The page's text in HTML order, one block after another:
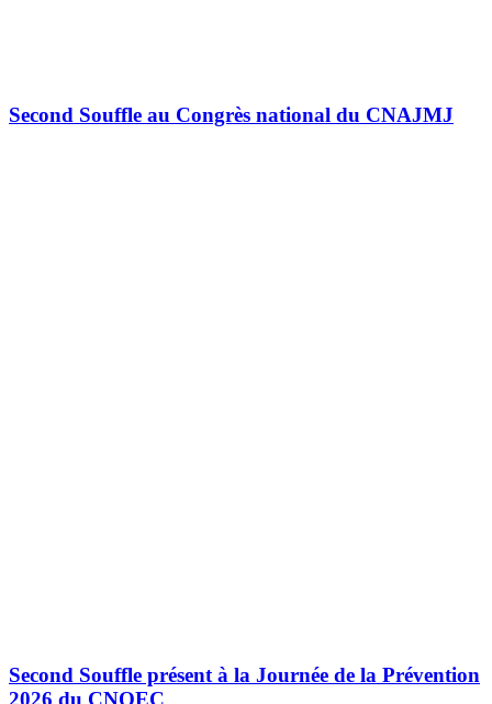
Second Souffle au Congrès national du CNAJMJ
Second Souffle présent à la Journée de la Prévention
2026 du CNOEC